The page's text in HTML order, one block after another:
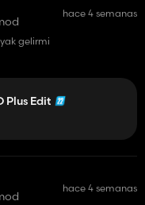
hace 4 semanas
gelirmi
Plus Edit
hace 4 semanas